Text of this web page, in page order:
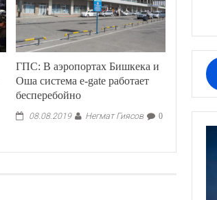
ГПС: В аэропортах Бишкека и
Оша система е-gate работает
бесперебойно
08.08.2019 Негмат Гиясов 0